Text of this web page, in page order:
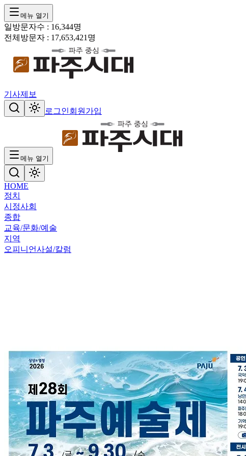
메뉴 열기
일방문자수 : 16,344명
전체방문자 : 17,653,421 명
기사제보
로그인회원가입
메뉴 열기
HOME
정치
시정사회
종합
교육/문화/예술
지역
오피니언사설/칼럼